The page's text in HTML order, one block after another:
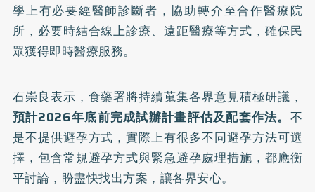
學上有必要經醫師診斷者，協助轉介至合作醫療院
所，必要時結合線上診療、遠距醫療等方式，確保民
眾獲得即時醫療服務。
石崇良表示，食藥署將持續蒐集各界意見積極研議，
預計2026年底前完成試辦計畫評估及配套作法。 不
是不提供避孕方式，實際上有很多不同避孕方法可選
擇，包含常規避孕方式與緊急避孕處理措施，都應衡
平討論，盼盡快找出方案，讓各界安心。